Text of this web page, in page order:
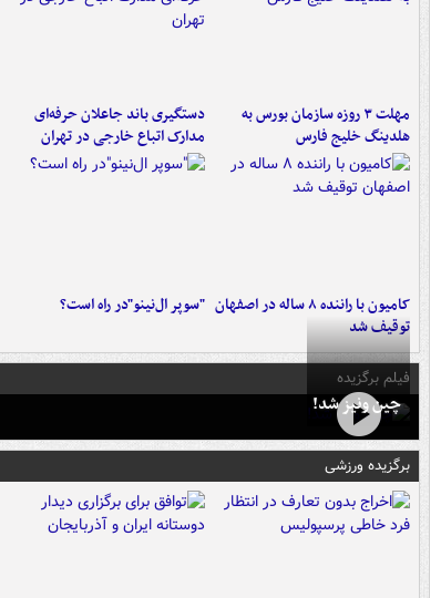
مهلت ۳ روزه سازمان بورس به
هلدینگ خلیج فارس
دستگیری باند جاعلان حرفه‌ای
مدارک اتباع خارجی در تهران
کامیون با راننده ۸ ساله در اصفهان
توقیف شد
"سوپر ال‌نینو"در راه است؟
فیلم برگزیده
چین ونیز شد!
برگزیده ورزشی